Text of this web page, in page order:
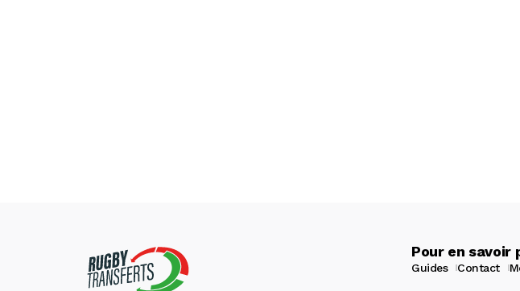
Pour en savoir
Guides Contact